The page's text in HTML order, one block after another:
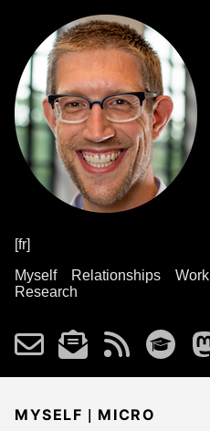
[fr]
Myself
Relationships Work
Research
MYSELF | MICRO